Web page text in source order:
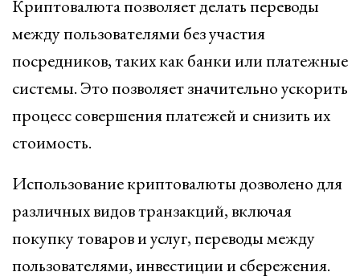
Криптовалюта позволяет делать переводы
между пользователями без участия
посредников, таких как банки или платежные
системы. Это позволяет значительно ускорить
процесс совершения платежей и снизить их
стоимость.
Использование криптовалюты дозволено для
различных видов транзакций, включая
покупку товаров и услуг, переводы между
пользователями, инвестиции и сбережения.